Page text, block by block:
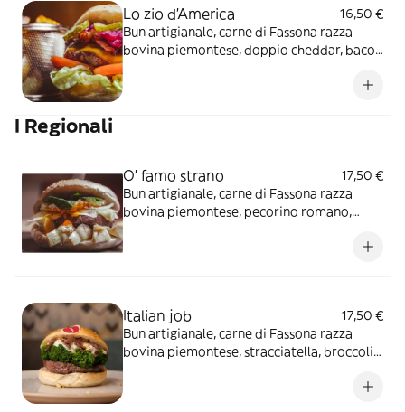
Lo zio d'America
16,50 €
Bun artigianale, carne di Fassona razza
bovina piemontese, doppio cheddar, bacon
I Regionali
O' famo strano
17,50 €
Bun artigianale, carne di Fassona razza
bovina piemontese, pecorino romano,
Italian job
17,50 €
Bun artigianale, carne di Fassona razza
bovina piemontese, stracciatella, broccoli